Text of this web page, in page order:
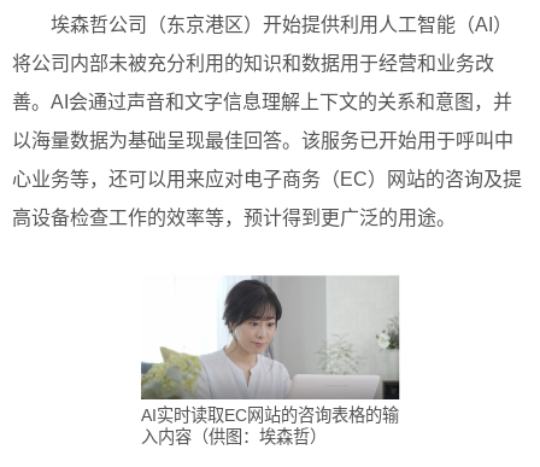
埃森哲公司（东京港区）开始提供利用人工智能（AI）
将公司内部未被充分利用的知识和数据用于经营和业务改
善。AI会通过声音和文字信息理解上下文的关系和意图，并
以海量数据为基础呈现最佳回答。该服务已开始用于呼叫中
心业务等，还可以用来应对电子商务（EC）网站的咨询及提
高设备检查工作的效率等，预计得到更广泛的用途。
AI实时读取EC网站的咨询表格的输
入内容（供图：埃森哲）